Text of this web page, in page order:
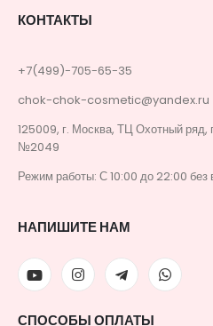
КОНТАКТЫ
+7(499)-705-65-35
chok-chok-cosmetic@yandex.ru
125009, г. Москва, ТЦ Охотный ряд,
№2049
Режим работы: С 10:00 до 22:00 без
НАПИШИТЕ НАМ
СПОСОБЫ ОПЛАТЫ